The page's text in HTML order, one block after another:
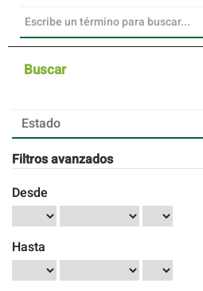
Buscar
Buscar
artículos
por
Filtros avanzados
Desde
Hasta